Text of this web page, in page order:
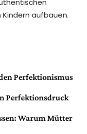
aufbauen.
Perfektionismus
Perfektionsdruck
Warum Mütter